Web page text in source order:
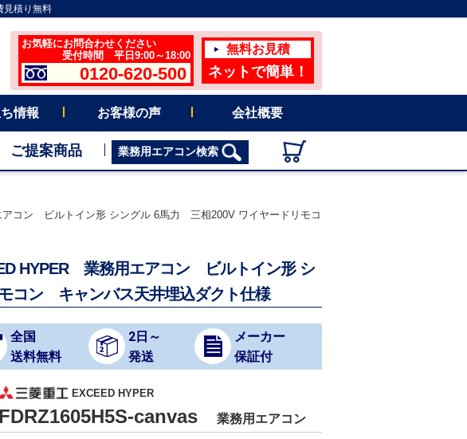
見積り無料
お気軽にお問合わせください
受付時間 平日9:00～18:00
0120-620-500
無料お見積
ネットで簡単！
情報 お客様の声 会社概要
ご提案商品 業務用エアコン検索
ン ビルトイン形 シングル 6馬力 三相200V ワイヤードリモコ
HYPER 業務用エアコン ビルトイン形 シ
ン キャンバス天井埋込ダクト仕様
全国
送料無料
2日～
発送
メーカー
保証付
EXCEED HYPER
FDRZ1605H5S-canvas 業務用エアコン